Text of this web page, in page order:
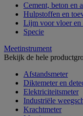
Cement, beton en
Hulpstoffen en
Lijm voor vloer en
Specie
Meetinstrument
Bekijk de hele
Afstandsmeter
Diktemeter en
Elektriciteitsmeter
Industriële
Krachtmeter